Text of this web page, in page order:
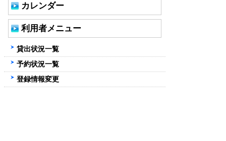
カレンダー
利用者メニュー
貸出状況一覧
予約状況一覧
登録情報変更